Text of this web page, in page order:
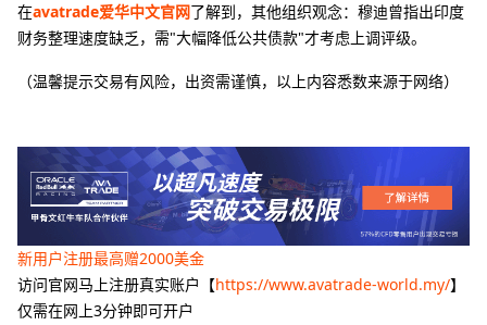
在avatrade爱华中文官网了解到，其他组织观念‌：穆迪曾指出印度
财务整理速度缺乏，需"大幅降低公共债款"才考虑上调评级。
（温馨提示交易有风险，出资需谨慎，以上内容悉数来源于网络）
新用户注册最高赠2000美金
访问官网马上注册真实账户【https://www.avatrade-world.my/】
仅需在网上3分钟即可开户